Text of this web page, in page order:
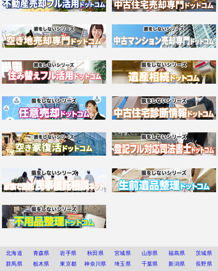
北海道 青森県 岩手県 秋田県 宮城県 山形県 福島県
茨城県
群馬県
栃木県 東京都 神奈川県 埼玉県 千葉県 新潟県
長野県